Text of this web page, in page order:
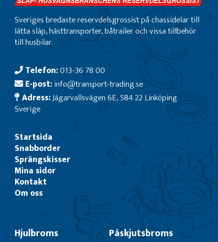
Sveriges bredaste reservdelsgrossist på chassidelar till
lätta släp, hästtransporter, båtrailer och vissa tillbehör
till husbilar.
Telefon:013-36 78 00
E-post:info@transport-trading.se
Adress:Jägarvallsvägen 6E, 584 22 Linköping
Sverige
Startsida
Snabborder
Sprängskisser
Mina sidor
Kontakt
Om oss
Hjulbroms Påskjutsbroms